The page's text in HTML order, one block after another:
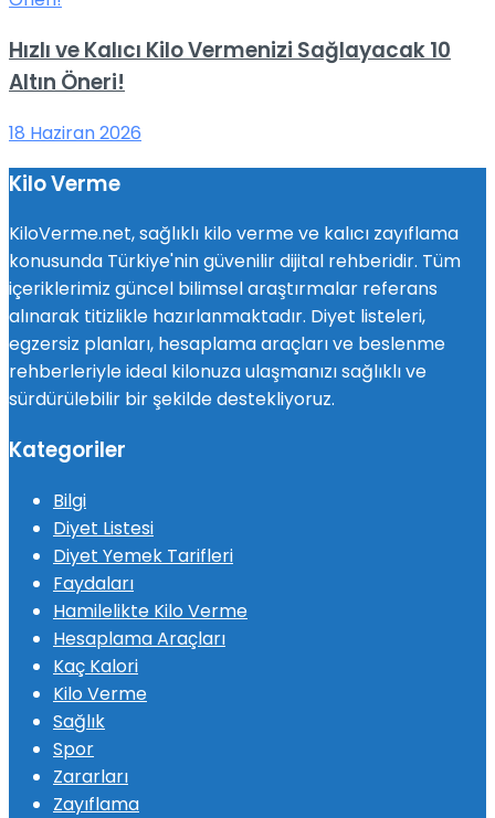
Hızlı ve Kalıcı Kilo Vermenizi Sağlayacak 10
Altın Öneri!
18 Haziran 2026
Kilo Verme
KiloVerme.net, sağlıklı kilo verme ve kalıcı zayıflama
konusunda Türkiye'nin güvenilir dijital rehberidir. Tüm
içeriklerimiz güncel bilimsel araştırmalar referans
alınarak titizlikle hazırlanmaktadır. Diyet listeleri,
egzersiz planları, hesaplama araçları ve beslenme
rehberleriyle ideal kilonuza ulaşmanızı sağlıklı ve
sürdürülebilir bir şekilde destekliyoruz.
Kategoriler
Bilgi
Diyet Listesi
Diyet Yemek Tarifleri
Faydaları
Hamilelikte Kilo Verme
Hesaplama Araçları
Kaç Kalori
Kilo Verme
Sağlık
Spor
Zararları
Zayıflama